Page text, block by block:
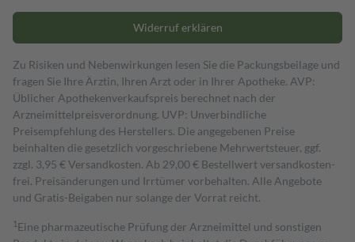
Widerruf erklären
Zu Risiken und Nebenwirkungen lesen Sie die Packungsbeilage und
fragen Sie Ihre Ärztin, Ihren Arzt oder in Ihrer Apotheke. AVP:
Üblicher Apothekenverkaufspreis berechnet nach der
Arzneimittelpreisverordnung. UVP: Unverbindliche
Preisempfehlung des Herstellers. Die angegebenen Preise
beinhalten die gesetzlich vorgeschriebene Mehrwertsteuer, ggf.
zzgl. 3,95 € Versandkosten. Ab 29,00 € Bestell­wert versand­kosten­
frei. Preisänderungen und Irrtümer vorbehalten. Alle Angebote
und Gratis-Beigaben nur solange der Vorrat reicht.
1 Eine pharmazeutische Prüfung der Arzneimittel und sonstigen